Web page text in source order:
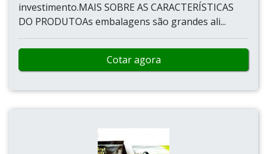
investimento.MAIS SOBRE AS CARACTERÍSTICAS
DO PRODUTOAs embalagens são grandes ali...
Cotar agora